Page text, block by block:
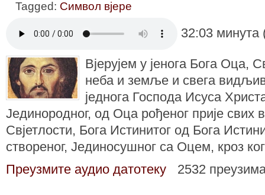
Tagged: Символ вјере
32:03
Вјерујем у јенога Бога Оца,
неба и земље и свега
једнога Господа Исуса
Јединородног, од Оца рођеног прије свих
Свјетлости, Бога Истинитог од Бога
створеног, Јединосушног са Оцем, кроз
Преузмите аудио датотеку
2532